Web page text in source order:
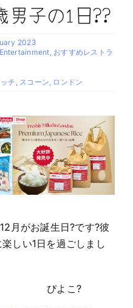
男子の1日??
2023
, おすすめレストラ
チ , スコーン, ロンドン
月がお誕生日?です?彼
しい1日を過ごしまし
?